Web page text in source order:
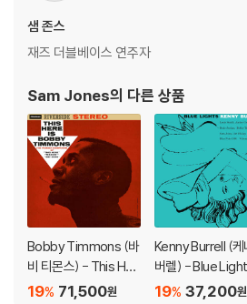
에반스의 최고의 라이브 재즈 앨범으로 꼽힌다
** 음악듣기 **
LP 구매시 참고 사항 안내드립니다.
※ 재킷/구성품/포장 상태
1) 제작/배송 과정에 따라 경미한 재킷 주름
할 수 있으며 속지(이너 슬리브)는 디스크와
있습니다.
외관상 불량 확인되는 상품을 개봉 시엔 반
2) 디스크 라벨은 공정상 매끄럽게 부착되
닐은 품질보증대상이 아닙니다.
샘 존스
재즈 더블베이스 연주자
Sam Jones의 다른 상품
Bobby Timmons (바
비 티몬스) - This Her
e Is Bobby Timmon
71,500원
19%
Kenny Burrell (케
버렐) - Blue
olume 1 [LP]
37,200원
19%